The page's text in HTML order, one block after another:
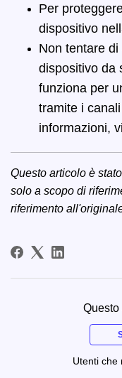
Per
dispositivo
Non tentare
dispositivo da
funziona per
tramite i
informazioni,
Questo articolo è
solo a scopo di
riferimento all'
Questo
Utenti che